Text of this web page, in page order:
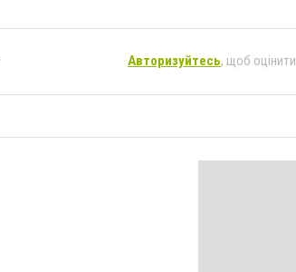
Авторизуйтесь, щоб оцінити